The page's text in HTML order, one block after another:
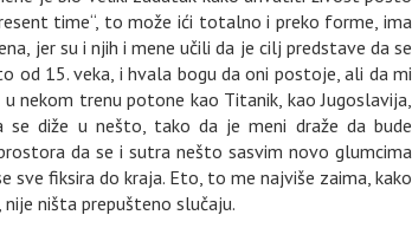
time“, to može ići totalno i preko forme, ima
jer su i njih i mene učili da je cilj predstave da se
15. veka, i hvala bogu da oni postoje, ali da mi
nekom trenu potone kao Titanik, kao Jugoslavija,
diže u nešto, tako da je meni draže da bude
da se i sutra nešto sasvim novo glumcima
sve fiksira do kraja. Eto, to me najviše zaima, kako
ništa prepušteno slučaju.